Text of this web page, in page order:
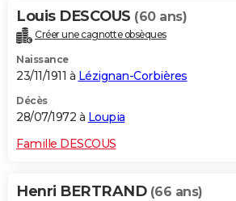
Louis DESCOUS (60 ans)
Créer une cagnotte obsèques
Naissance
23/11/1911 à Lézignan-Corbières
Décès
28/07/1972 à Loupia
Famille DESCOUS
Henri BERTRAND (66 ans)